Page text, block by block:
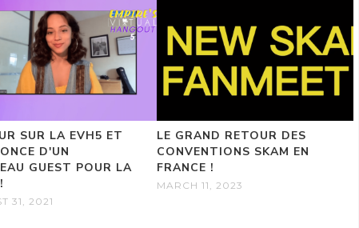
SUR LA EVH5 ET
D'UN
GUEST POUR LA
31, 2021
LE GRAND RETOUR DES
CONVENTIONS SKAM EN
FRANCE !
MARCH 11, 2023